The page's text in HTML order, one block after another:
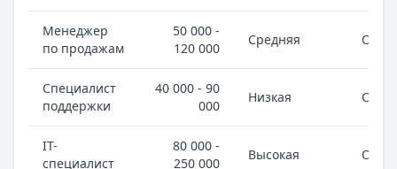
Менеджер
по продажам
50 000 -
120 000
Средняя
Специалист
поддержки
40 000 - 90
000
Низкая
IT-
специалист
80 000 -
250 000
Высокая